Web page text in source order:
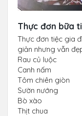
Thực đơn bữa
Thực đơn tiệc gia
giản nhưng vẫn
Rau củ luộc
Canh nấm
Tôm chiên giòn
Sườn nướng
Bò xào
Thịt chua